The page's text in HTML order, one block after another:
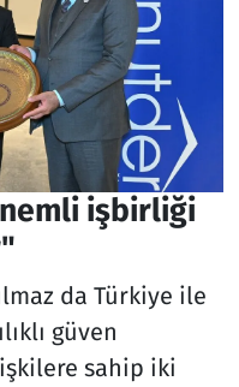
işbirliği
da Türkiye ile
güven
sahip iki